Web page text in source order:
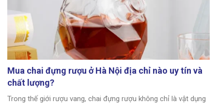
Mua chai đựng rượu ở Hà Nội địa chỉ nào uy tín và
chất lượng?
Trong thế giới rượu vang, chai đựng rượu không chỉ là vật dụng